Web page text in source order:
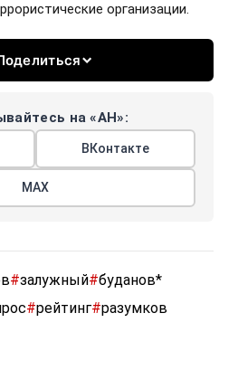
организации.
на «АН»:
ВКонтакте
МАХ
#залужный#буданов*
#рейтинг#разумков